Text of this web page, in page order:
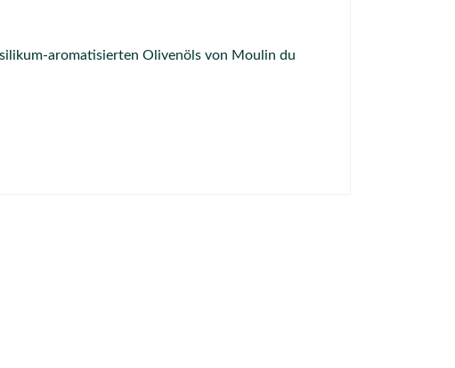
aromatisierten Olivenöls von Moulin du